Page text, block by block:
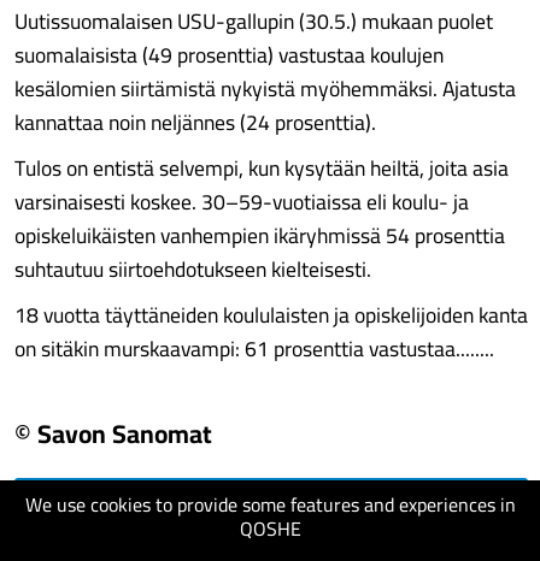
We use cookies to provide some features and experiences in
QOSHE
Uutissuomalaisen USU-gallupin (30.5.) mukaan puolet
suomalaisista (49 prosenttia) vastustaa koulujen
kesälomien siirtämistä nykyistä myöhemmäksi. Ajatusta
kannattaa noin neljännes (24 prosenttia).
Tulos on entistä selvempi, kun kysytään heiltä, joita asia
varsinaisesti koskee. 30–59-vuotiaissa eli koulu- ja
opiskeluikäisten vanhempien ikäryhmissä 54 prosenttia
suhtautuu siirtoehdotukseen kielteisesti.
18 vuotta täyttäneiden koululaisten ja opiskelijoiden kanta
on sitäkin murskaavampi: 61 prosenttia vastustaa........
© Savon Sanomat
visit website